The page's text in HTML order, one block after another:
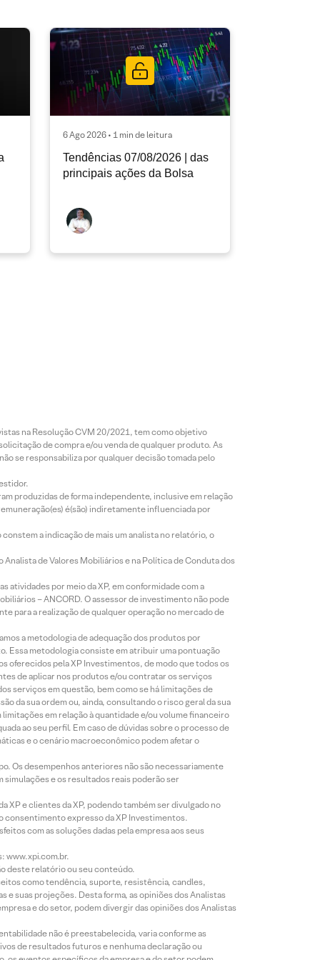
6 Ago 2026 • 1 min de leitura
Tendências 07/08/2026 | das
principais ações da Bolsa
na Resolução CVM 20/2021, tem como objetivo
de compra e/ou venda de qualquer produto. As
se responsabiliza por qualquer decisão tomada pelo
produzidas de forma independente, inclusive em relação
é(são) indiretamente influenciada por
a indicação de mais um analista no relatório, o
de Valores Mobiliários e na Política de Conduta dos
atividades por meio da XP, em conformidade com a
– ANCORD. O assessor de investimento não pode
para a realização de qualquer operação no mercado de
a metodologia de adequação dos produtos por
Essa metodologia consiste em atribuir uma pontuação
oferecidos pela XP Investimentos, de modo que todos os
de aplicar nos produtos e/ou contratar os serviços
serviços em questão, bem como se há limitações de
da sua ordem ou, ainda, consultando o risco geral da sua
em relação à quantidade e/ou volume financeiro
ao seu perfil. Em caso de dúvidas sobre o processo de
e o cenário macroeconômico podem afetar o
Os desempenhos anteriores não são necessariamente
e os resultados reais poderão ser
e clientes da XP, podendo também ser divulgado no
consentimento expresso da XP Investimentos.
com as soluções dadas pela empresa aos seus
www.xpi.com.br.
deste relatório ou seu conteúdo.
como tendência, suporte, resistência, candles,
e suas projeções. Desta forma, as opiniões dos Analistas
e do setor, podem divergir das opiniões dos Analistas
não é preestabelecida, varia conforme as
de resultados futuros e nenhuma declaração ou